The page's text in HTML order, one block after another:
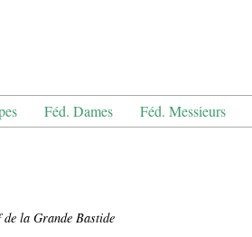
Féd. Dames Féd. Messieurs
la Grande Bastide